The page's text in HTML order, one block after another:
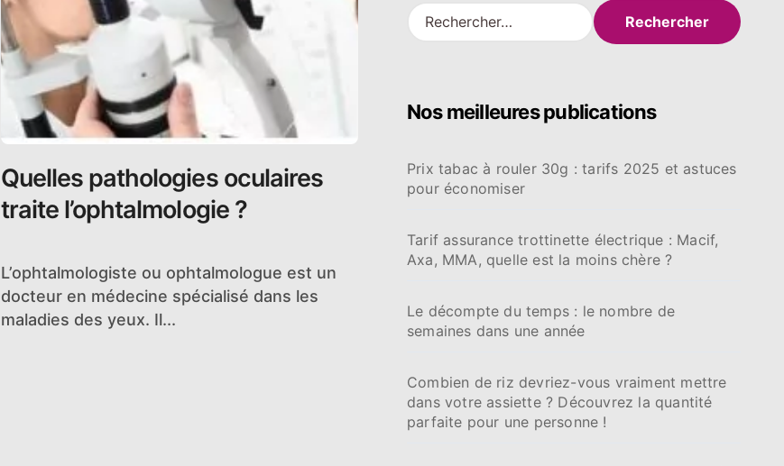
Quelles pathologies oculaires
traite l’ophtalmologie ?
L’ophtalmologiste ou ophtalmologue est un
docteur en médecine spécialisé dans les
maladies des yeux. Il...
R
e
r
e
r
Nos meilleures publications
Prix tabac à rouler 30g : tarifs 2025 et astuces
pour économiser
Tarif assurance trottinette électrique : Macif,
Axa, MMA, quelle est la moins chère ?
Le décompte du temps : le nombre de
semaines dans une année
Combien de riz devriez-vous vraiment mettre
dans votre assiette ? Découvrez la quantité
parfaite pour une personne !